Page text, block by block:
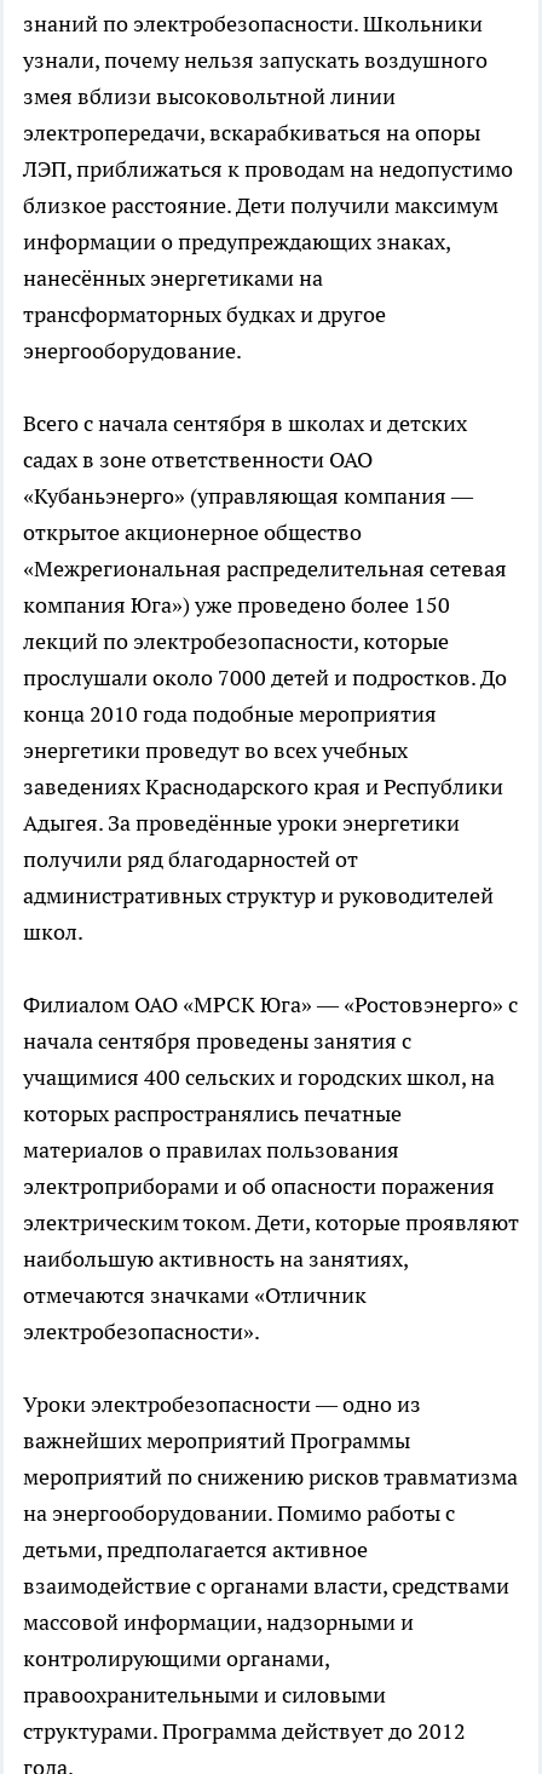
знаний по электробезопасности. Школьники
узнали, почему нельзя запускать воздушного
змея вблизи высоковольтной линии
электропередачи, вскарабкиваться на опоры
ЛЭП, приближаться к проводам на недопустимо
близкое расстояние. Дети получили максимум
информации о предупреждающих знаках,
нанесённых энергетиками на
трансформаторных будках и другое
энергооборудование.
Всего с начала сентября в школах и детских
садах в зоне ответственности ОАО
«Кубаньэнерго» (управляющая компания —
открытое акционерное общество
«Межрегиональная распределительная сетевая
компания Юга») уже проведено более 150
лекций по электробезопасности, которые
прослушали около 7000 детей и подростков. До
конца 2010 года подобные мероприятия
энергетики проведут во всех учебных
заведениях Краснодарского края и Республики
Адыгея. За проведённые уроки энергетики
получили ряд благодарностей от
административных структур и руководителей
школ.
Филиалом ОАО «МРСК Юга» — «Ростовэнерго» с
начала сентября проведены занятия с
учащимися 400 сельских и городских школ, на
которых распространялись печатные
материалов о правилах пользования
электроприборами и об опасности поражения
электрическим током. Дети, которые проявляют
наибольшую активность на занятиях,
отмечаются значками «Отличник
электробезопасности».
Уроки электробезопасности — одно из
важнейших мероприятий Программы
мероприятий по снижению рисков травматизма
на энергооборудовании. Помимо работы с
детьми, предполагается активное
взаимодействие с органами власти, средствами
массовой информации, надзорными и
контролирующими органами,
правоохранительными и силовыми
структурами. Программа действует до 2012
года.